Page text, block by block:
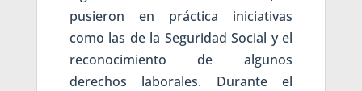
pusieron en práctica iniciativas
como las de la Seguridad Social y el
reconocimiento de algunos
derechos laborales. Durante el